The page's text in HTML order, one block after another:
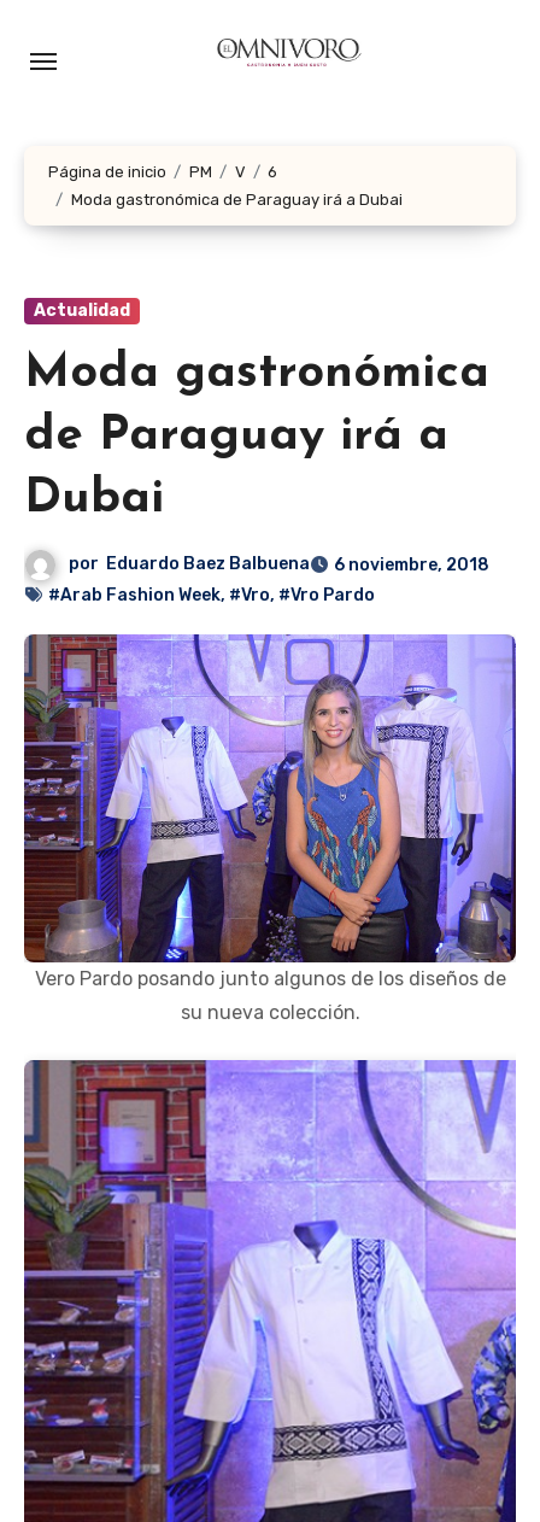
Página de inicio PM V
6
Moda gastronómica de Paraguay irá a Dubai
Actualidad
Moda gastronómica
de Paraguay irá a
Dubai
por Eduardo Baez Balbuena
6 noviembre, 2018
#Arab Fashion Week, #Vro, #Vro Pardo
Vero Pardo posando junto algunos de los diseños de
su nueva colección.